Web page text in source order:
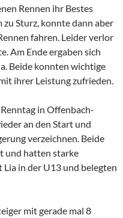
Rennen ihr Bestes
Sturz, konnte dann aber
fahren. Leider verlor
Am Ende ergaben sich
Beide konnten wichtige
ihrer Leistung zufrieden.
in Offenbach-
an den Start und
verzeichnen. Beide
und hatten starke
in der U13 und belegten
mit gerade mal 8